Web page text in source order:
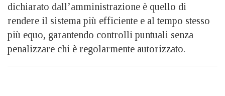
dichiarato dall’amministrazione è quello di
rendere il sistema più efficiente e al tempo stesso
più equo, garantendo controlli puntuali senza
penalizzare chi è regolarmente autorizzato.